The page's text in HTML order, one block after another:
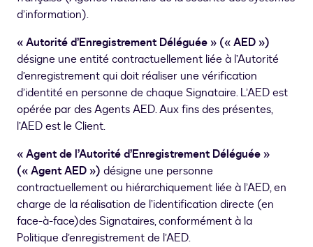
d’information).
« Autorité d’Enregistrement Déléguée » (« AED »)
désigne une entité contractuellement liée à l’Autorité
d’enregistrement qui doit réaliser une vérification
d’identité en personne de chaque Signataire. L’AED est
opérée par des Agents AED. Aux fins des présentes,
l’AED est le Client.
« Agent de l’Autorité d’Enregistrement Déléguée »
(« Agent AED ») désigne une personne
contractuellement ou hiérarchiquement liée à l’AED, en
charge de la réalisation de l’identification directe (en
face-à-face)des Signataires, conformément à la
Politique d’enregistrement de l’AED.